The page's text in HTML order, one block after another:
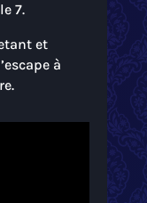
7.
et
à